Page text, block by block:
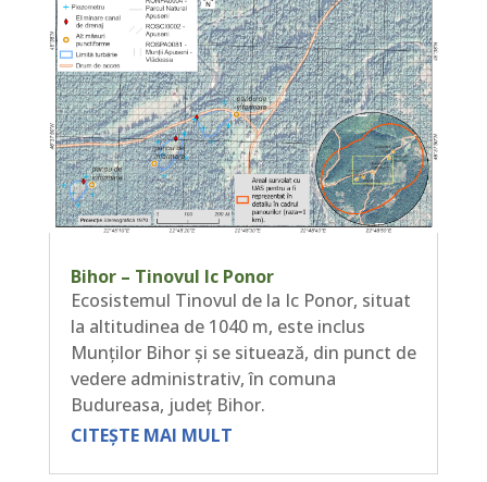
Bihor – Tinovul Ic Ponor
Ecosistemul Tinovul de la Ic Ponor, situat
la altitudinea de 1040 m, este inclus
Munților Bihor și se situează, din punct de
vedere administrativ, în comuna
Budureasa, județ Bihor.
CITEȘTE MAI MULT